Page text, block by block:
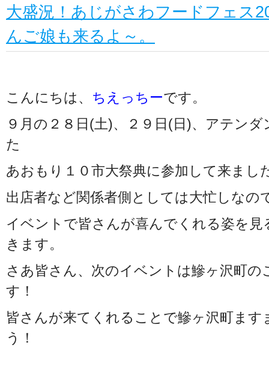
大盛況！あじがさわフードフェス
んご娘も来るよ～。
こんにちは、 ちえっちーです。
９月の２８日(土)、２９日(日)、アテン
た
あおもり１０市大祭典に参加して来まし
出店者など関係者側としては大忙しなの
イベントで皆さんが喜んでくれる姿を
きます。
さあ皆さん、次のイベントは鰺ヶ沢町
す！
皆さんが来てくれることで鰺ヶ沢町ま
う！